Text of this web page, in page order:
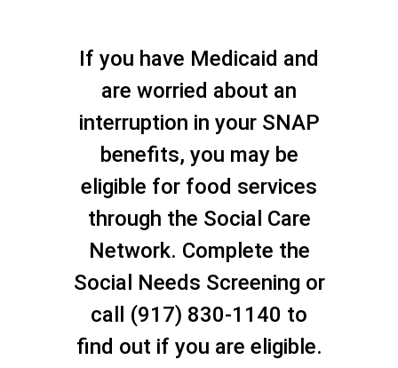
聯絡我們
If you have Medicaid and
are worried about an
interruption in your SNAP
benefits, you may be
eligible for food services
through the Social Care
Network. Complete the
Social Needs Screening or
call (917) 830-1140 to
find out if you are eligible.